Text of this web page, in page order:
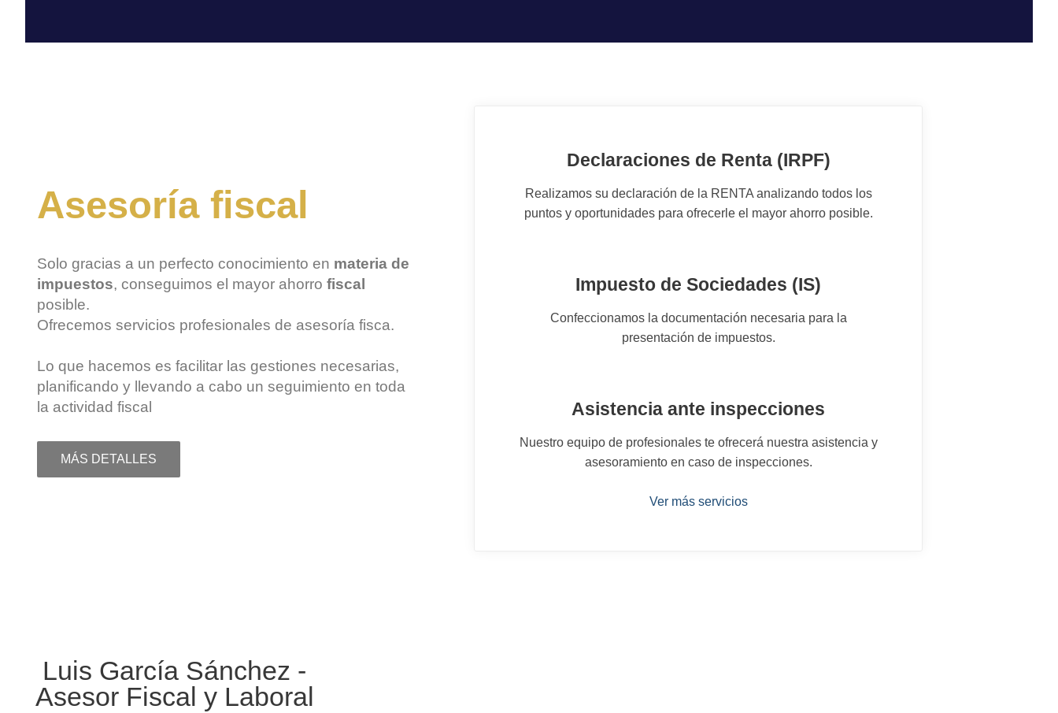
Asesoría fiscal
Solo gracias a un perfecto conocimiento en materia de
impuestos, conseguimos el mayor ahorro fiscal
posible.
Ofrecemos servicios profesionales de asesoría fisca.
Lo que hacemos es facilitar las gestiones necesarias,
planificando y llevando a cabo un seguimiento en toda
la actividad fiscal
MÁS DETALLES
Declaraciones de Renta (IRPF)
Realizamos su declaración de la RENTA analizando todos los
puntos y oportunidades para ofrecerle el mayor ahorro posible.
Impuesto de Sociedades (IS)
Confeccionamos la documentación necesaria para la
presentación de impuestos.
Asistencia ante inspecciones
Nuestro equipo de profesionales te ofrecerá nuestra asistencia y
asesoramiento en caso de inspecciones.
Ver más servicios
Luis García Sánchez -
Asesor Fiscal y Laboral